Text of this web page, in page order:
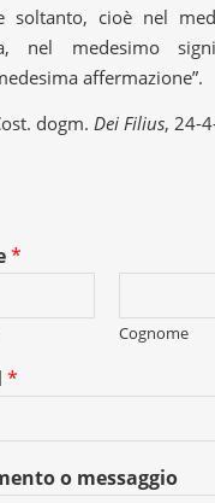
soltanto, cioè nel
nel medesimo
affermazione”.
dogm. Dei Filius, 24-
*
Cognome
*
o messaggio